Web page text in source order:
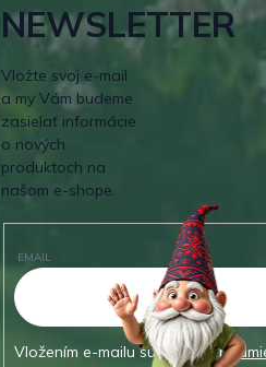
NEWSLETTER
Vložte svoj e-mail
a my Vám budeme
zasielať informácie
o nových
produktoch na
našom e-shope.
EMAIL
Vložením e-mailu súhlasíte s